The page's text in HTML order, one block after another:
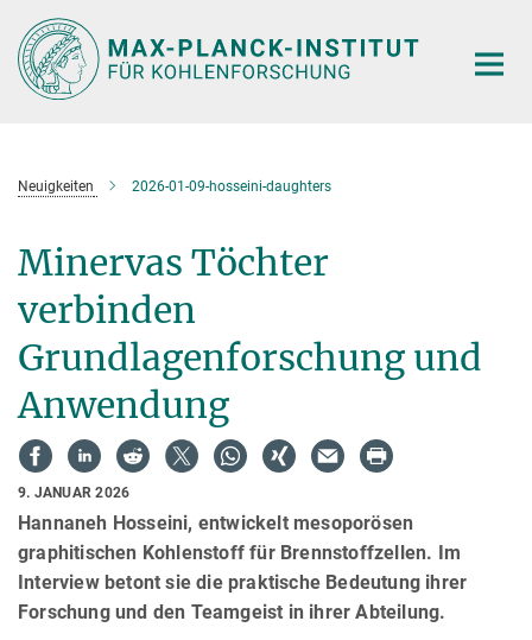
Hauptinhalt
Neuigkeiten 2026-01-09-hosseini-daughters
Minervas Töchter
verbinden
Grundlagenforschung und
Anwendung
9. JANUAR 2026
Hannaneh Hosseini, entwickelt mesoporösen
graphitischen Kohlenstoff für Brennstoffzellen. Im
Interview betont sie die praktische Bedeutung ihrer
Forschung und den Teamgeist in ihrer Abteilung.